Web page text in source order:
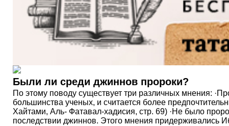
Были ли среди джиннов пророки?
По этому поводу существует три различных мнения:
большинства ученых, и считается более
Хайтами, Аль- Фатавал-хадисия, стр. 69) ·Не было
последствии джиннов. Этого мнения придерживались